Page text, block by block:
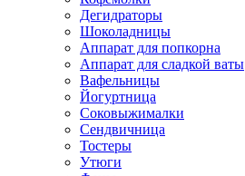
Дегидраторы
Шоколадницы
Аппарат для попкорна
Аппарат для сладкой ваты
Вафельницы
Йогуртница
Соковыжималки
Сендвичница
Тостеры
Утюги